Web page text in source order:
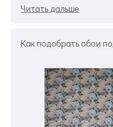
Читать дальше
Как подобрать обои